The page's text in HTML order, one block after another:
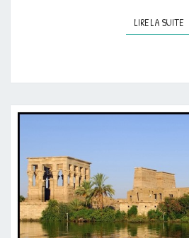
LIRE LA SUITE